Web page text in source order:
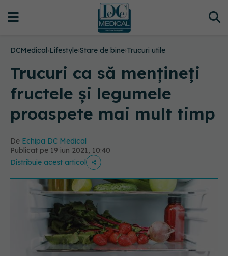
DCMedical›Lifestyle›Stare de bine›Trucuri utile
Trucuri ca să mențineți
fructele și legumele
proaspete mai mult timp
De Echipa DC Medical
Publicat pe 19 iun 2021, 10:40
Distribuie acest articol